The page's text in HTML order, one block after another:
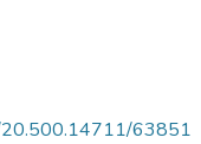
20.500.14711/63851